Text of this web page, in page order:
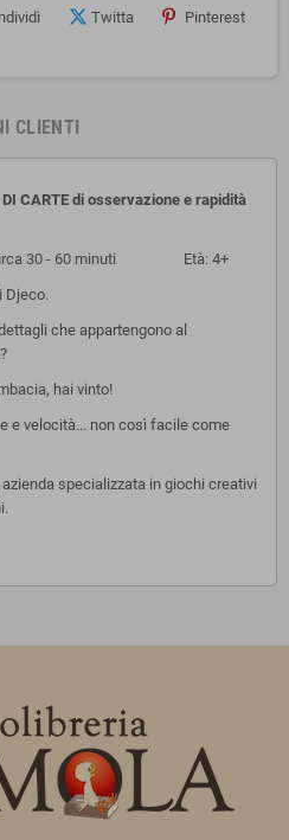
Twitta Pinterest
CLIENTI
CARTE di osservazione e rapidità
30 - 60 minuti Età: 4+
Djeco.
che appartengono al
hai vinto!
e velocità... non così facile come
specializzata in giochi creativi